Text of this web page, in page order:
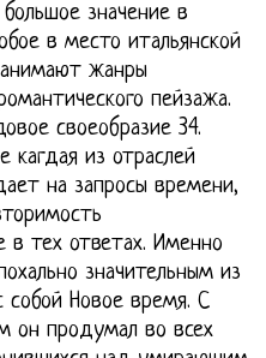
значение в
в место итальянской
жанры
пейзажа.
своеобразие 34.
кагдая из отраслей
на запросы времени,
в тех ответах. Именно
значительным из
собой Новое время. С
он продумал во всех